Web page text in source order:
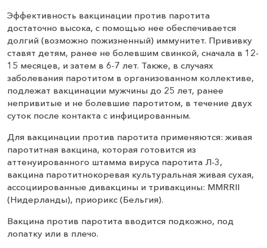
Эффективность вакцинации против паротита
достаточно высока, с помощью нее обеспечивается
долгий (возможно пожизненный) иммунитет. Прививку
ставят детям, ранее не болевшим свинкой, сначала в 12-
15 месяцев, и затем в 6-7 лет. Также, в случаях
заболевания паротитом в организованном коллективе,
подлежат вакцинации мужчины до 25 лет, ранее
непривитые и не болевшие паротитом, в течение двух
суток после контакта с инфицированным.
Для вакцинации против паротита применяются: живая
паротитная вакцина, которая готовится из
аттенуированного штамма вируса паротита Л-3,
вакцина паротитнокоревая культуральная живая сухая,
ассоциированные дивакцины и тривакцины: MMRRII
(Нидерланды), приорикс (Бельгия).
Вакцина против паротита вводится подкожно, под
лопатку или в плечо.